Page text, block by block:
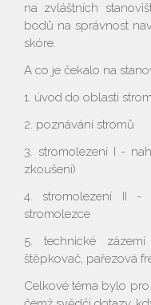
na zvláštních
bodů na správnost
skóre.
A co je čekalo na
1. úvod do oblasti
2. poznávání stromů
3. stromolezení I -
zkoušení)
4. stromolezení II -
stromolezce
5. technické
štěpkovač, pařezová
Celkové téma bylo